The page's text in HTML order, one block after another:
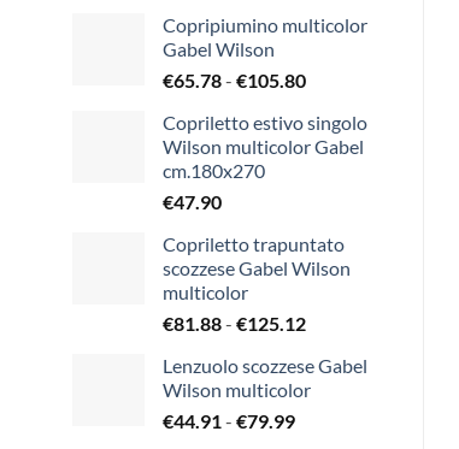
Copripiumino multicolor
Gabel Wilson
€65.78- €105.80Fascia
prezzo:
da
Copriletto estivo singolo
Wilson multicolor Gabel
cm.180x270
€47.90
Copriletto trapuntato
scozzese Gabel Wilson
multicolor
€81.88- €125.12Fascia
prezzo:
da
Lenzuolo scozzese Gabel
Wilson multicolor
€44.91 - €79.99Fascia